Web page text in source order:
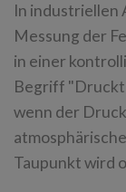
In industriellen
Messung der
in einer
Begriff
wenn der
Taupunkt wird